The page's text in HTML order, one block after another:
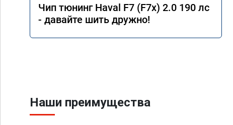
Чип тюнинг Haval F7 (F7x) 2.0 190 лс
- давайте шить дружно!
Наши преимущества